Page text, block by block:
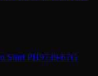
Shirt PH9739-67G